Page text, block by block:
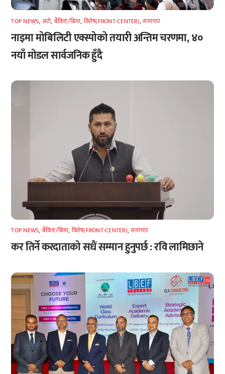
TOP NEWS, अटाे, बैंकिङ/बिमा, विशेष(FRONT-CENTER),समाचार
नाइमा मोबिलिटी एक्स्पोको तयारी अन्तिम चरणमा, ४०
नयाँ मोडल सार्वजनिक हुँदै
TOP NEWS, बैंकिङ/बिमा, विशेष(FRONT-CENTER),समाचार
कर तिर्ने करदाताको सधैं सम्मान हुनुपर्छ : रवि लामिछाने